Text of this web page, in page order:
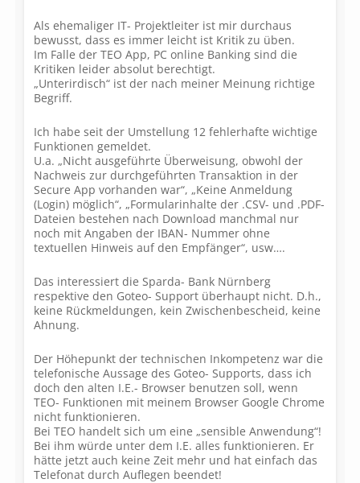
Als ehemaliger IT- Projektleiter ist mir durchaus
bewusst, dass es immer leicht ist Kritik zu üben.
Im Falle der TEO App, PC online Banking sind die
Kritiken leider absolut berechtigt.
„Unterirdisch“ ist der nach meiner Meinung richtige
Begriff.
Ich habe seit der Umstellung 12 fehlerhafte wichtige
Funktionen gemeldet.
U.a. „Nicht ausgeführte Überweisung, obwohl der
Nachweis zur durchgeführten Transaktion in der
Secure App vorhanden war“, „Keine Anmeldung
(Login) möglich“, „Formularinhalte der .CSV- und .PDF-
Dateien bestehen nach Download manchmal nur
noch mit Angaben der IBAN- Nummer ohne
textuellen Hinweis auf den Empfänger“, usw….
Das interessiert die Sparda- Bank Nürnberg
respektive den Goteo- Support überhaupt nicht. D.h.,
keine Rückmeldungen, kein Zwischenbescheid, keine
Ahnung.
Der Höhepunkt der technischen Inkompetenz war die
telefonische Aussage des Goteo- Supports, dass ich
doch den alten I.E.- Browser benutzen soll, wenn
TEO- Funktionen mit meinem Browser Google Chrome
nicht funktionieren.
Bei TEO handelt sich um eine „sensible Anwendung“!
Bei ihm würde unter dem I.E. alles funktionieren. Er
hätte jetzt auch keine Zeit mehr und hat einfach das
Telefonat durch Auflegen beendet!